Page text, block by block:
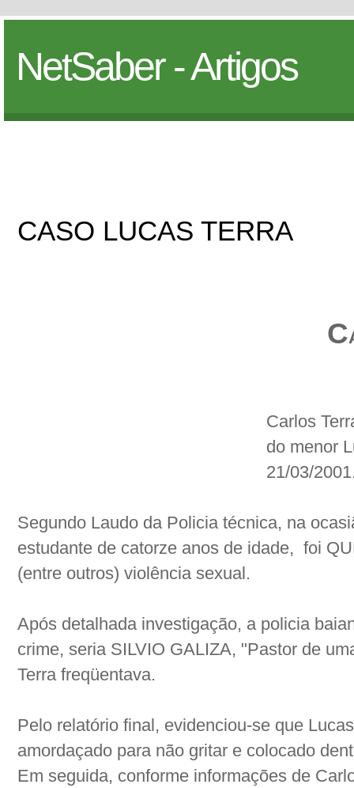
NetSaber - Artigos
CASO LUCAS TERRA
C
Carlos
do menor
21/03/
Segundo Laudo da Policia técnica, na
estudante de catorze anos de idade, foi
(entre outros) violência sexual.
Após detalhada investigação, a policia
crime, seria SILVIO GALIZA, "Pastor de
Terra freqüentava.
Pelo relatório final, evidenciou-se que
amordaçado para não gritar e colocado
Em seguida, conforme informações de